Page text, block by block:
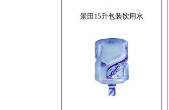
景田15升包装饮用水